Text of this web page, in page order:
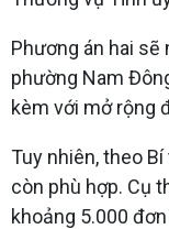
Phương án hai
phường Nam
kèm với mở rộng
Tuy nhiên, theo
còn phù hợp. Cụ
khoảng 5.000 đơn